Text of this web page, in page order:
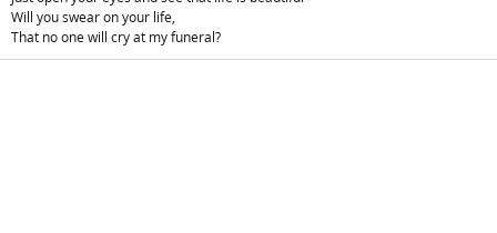
Will you swear on your life,
That no one will cry at my funeral?